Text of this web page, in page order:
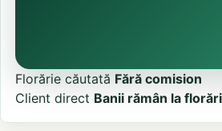
Florărie căutată Fără comision
Client direct Banii rămân la